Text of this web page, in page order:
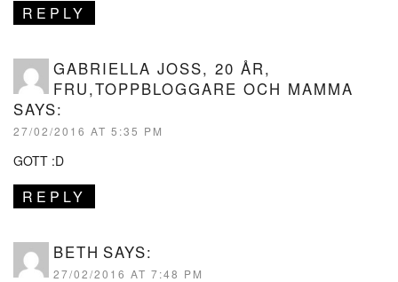
REPLY
GABRIELLA JOSS, 20 ÅR,
FRU,TOPPBLOGGARE OCH MAMMA
SAYS:
27/02/2016 AT 5:35 PM
GOTT :D
REPLY
BETH SAYS:
27/02/2016 AT 7:48 PM